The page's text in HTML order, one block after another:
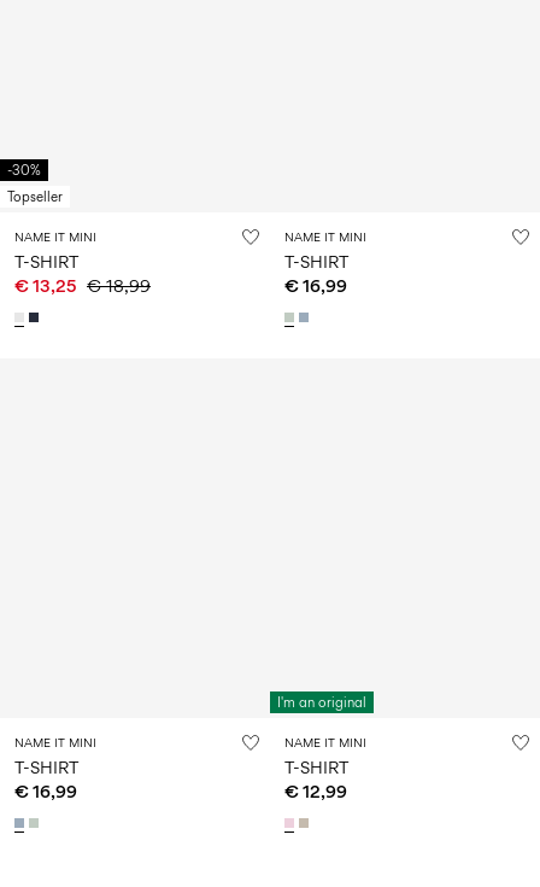
-30%
Topseller
NAME IT MINI
T-SHIRT
€ 13,25 € 18,99
NAME IT MINI
T-SHIRT
€ 16,99
NAME IT MINI
T-SHIRT
€ 16,99
I'm an original
NAME IT MINI
T-SHIRT
€ 12,99